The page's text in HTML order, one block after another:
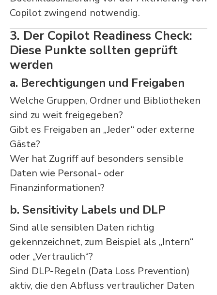
Copilot zwingend notwendig.
3. Der Copilot Readiness Check:
Diese Punkte sollten geprüft
werden
a. Berechtigungen und Freigaben
Welche Gruppen, Ordner und Bibliotheken
sind zu weit freigegeben?
Gibt es Freigaben an „Jeder“ oder externe
Gäste?
Wer hat Zugriff auf besonders sensible
Daten wie Personal- oder
Finanzinformationen?
b. Sensitivity Labels und DLP
Sind alle sensiblen Daten richtig
gekennzeichnet, zum Beispiel als „Intern“
oder „Vertraulich“?
Sind DLP-Regeln (Data Loss Prevention)
aktiv, die den Abfluss vertraulicher Daten